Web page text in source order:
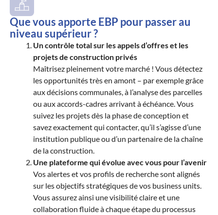
Que vous apporte EBP pour passer au
niveau supérieur ?
Un contrôle total sur les appels d’offres et les
projets de construction privés
Maîtrisez pleinement votre marché ! Vous détectez
les opportunités très en amont – par exemple grâce
aux décisions communales, à l’analyse des parcelles
ou aux accords-cadres arrivant à échéance. Vous
suivez les projets dès la phase de conception et
savez exactement qui contacter, qu’il s’agisse d’une
institution publique ou d’un partenaire de la chaîne
de la construction.
Une plateforme qui évolue avec vous pour l’avenir
Vos alertes et vos profils de recherche sont alignés
sur les objectifs stratégiques de vos business units.
Vous assurez ainsi une visibilité claire et une
collaboration fluide à chaque étape du processus